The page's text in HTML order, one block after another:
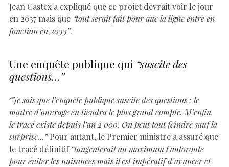
Jean Castex a expliqué que ce projet devrait voir le jour
en 2037 mais que “tout serait fait pour que la ligne entre en
fonction en 2033”.
Une enquête publique qui “suscite des
questions…”
“Je sais que l’enquête publique suscite des questions ; le
maître d’ouvrage en tiendra le plus grand compte. M’enfin,
le tracé existe depuis l’an 2 000. On peut tout feindre sauf la
surprise…”Pour autant, le Premier ministre a assuré que
le tracé définitif “tangenterait au maximum l’autoroute
pour éviter les nuisances mais il est impératif d’avancer et